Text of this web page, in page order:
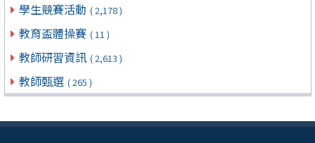
學生競賽活動 ( 2,178 )
教育盃體操賽 ( 11 )
教師研習資訊 ( 2,613 )
教師甄選 ( 265 )